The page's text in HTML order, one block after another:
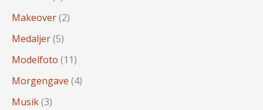
Makeover(2)
Medaljer(5)
Modelfoto (11)
Morgengave (4)
Musik(3)